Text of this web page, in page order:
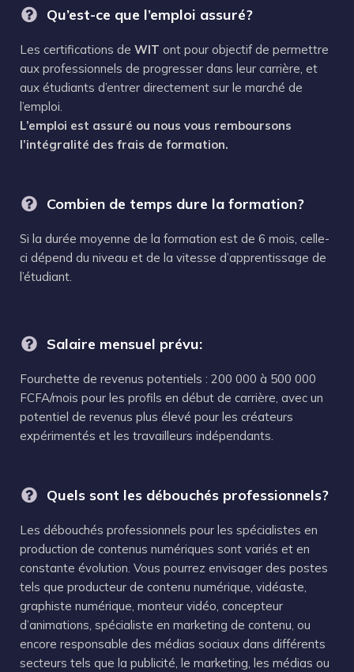
Qu’est-ce que l’emploi assuré?
Les certifications de WIT ont pour objectif de permettre
aux professionnels de progresser dans leur carrière, et
aux étudiants d’entrer directement sur le marché de
l’emploi.
L’emploi est assuré ou nous vous remboursons
l’intégralité des frais de formation.
Combien de temps dure la formation?
Si la durée moyenne de la formation est de 6 mois, celle-
ci dépend du niveau et de la vitesse d’apprentissage de
l’étudiant.
Salaire mensuel prévu:
Fourchette de revenus potentiels : 200 000 à 500 000
FCFA/mois pour les profils en début de carrière, avec un
potentiel de revenus plus élevé pour les créateurs
expérimentés et les travailleurs indépendants.
Quels sont les débouchés professionnels?
Les débouchés professionnels pour les spécialistes en
production de contenus numériques sont variés et en
constante évolution. Vous pourrez envisager des postes
tels que producteur de contenu numérique, vidéaste,
graphiste numérique, monteur vidéo, concepteur
d’animations, spécialiste en marketing de contenu, ou
encore responsable des médias sociaux dans différents
secteurs tels que la publicité, le marketing, les médias ou